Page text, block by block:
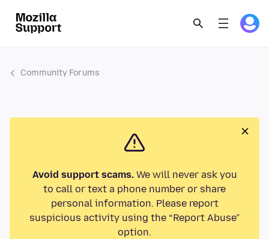
Community Forums
Avoid support scams.We will never ask you
to call or text a phone number or share
personal information. Please report
suspicious activity using the “Report Abuse”
option.